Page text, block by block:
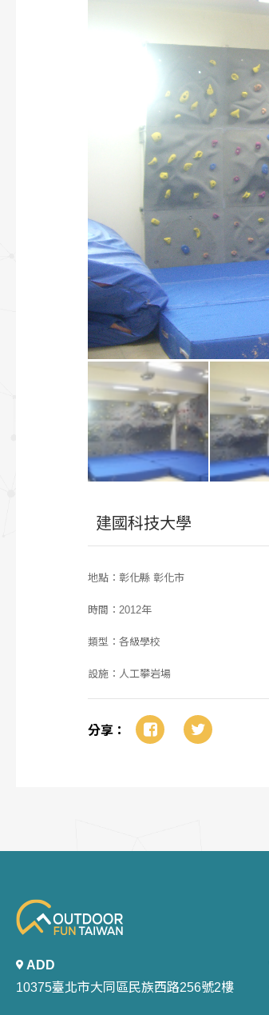
建國科技大學
地點：彰化縣 彰化市
時間：2012年
類型：各級學校
設施：人工攀岩場
分享：
ADD
10375臺北市大同區民族西路256號2樓